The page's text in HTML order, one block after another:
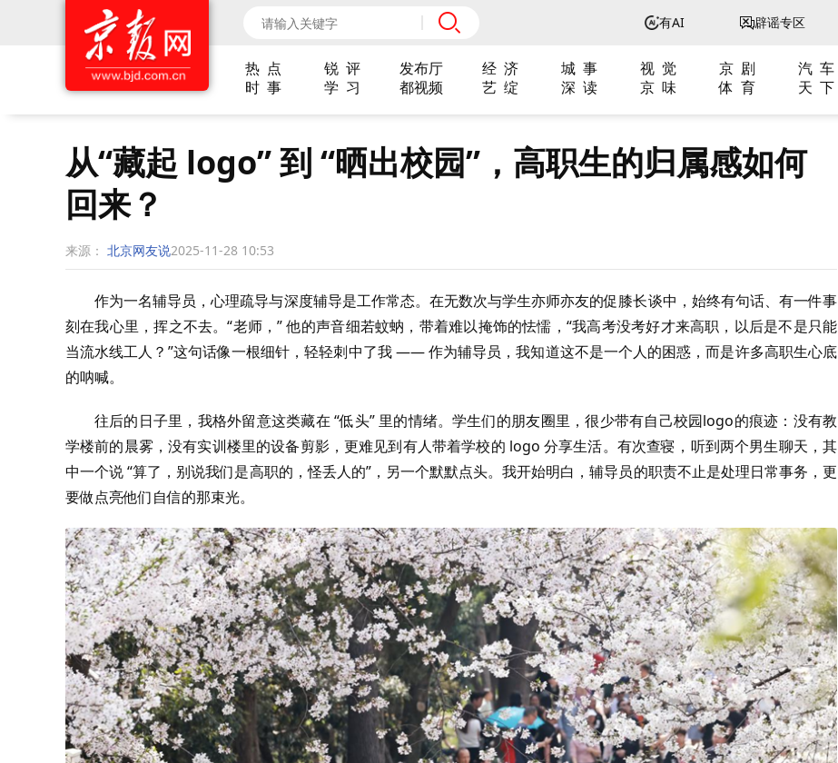
有AI 辟谣专区
热 点 锐 评 发布厅 经 济 城 事 视 觉 京 剧 汽 车
时 事
学 习 都视频 艺 绽 深 读 京 味 体 育 天 下
从“藏起 logo” 到 “晒出校园”，高职生的归属感如何
回来？
来源： 北京网友说2025-11-28 10:53
作为一名辅导员，心理疏导与深度辅导是工作常态。在无数次与学生亦师亦友的促膝长谈中，始终有句话、有一件事
刻在我心里，挥之不去。“老师，” 他的声音细若蚊蚋，带着难以掩饰的怯懦，“我高考没考好才来高职，以后是不是只能
当流水线工人？”这句话像一根细针，轻轻刺中了我 —— 作为辅导员，我知道这不是一个人的困惑，而是许多高职生心底
的呐喊。
往后的日子里，我格外留意这类藏在 “低头” 里的情绪。学生们的朋友圈里，很少带有自己校园logo的痕迹：没有教
学楼前的晨雾，没有实训楼里的设备剪影，更难见到有人带着学校的 logo 分享生活。有次查寝，听到两个男生聊天，其
中一个说 “算了，别说我们是高职的，怪丢人的”，另一个默默点头。我开始明白，辅导员的职责不止是处理日常事务，更
要做点亮他们自信的那束光。